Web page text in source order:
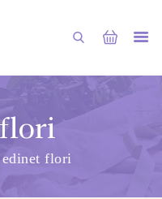
edinet flori